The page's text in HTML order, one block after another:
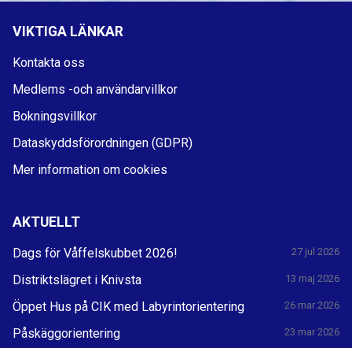
VIKTIGA LÄNKAR
Kontakta oss
Medlems -och användarvillkor
Bokningsvillkor
Dataskyddsförordningen (GDPR)
Mer information om cookies
AKTUELLT
Dags för Våffelskubbet 2026! 27 jul 2026
Distriktslägret i Knivsta 13 maj 2026
Öppet Hus på CIK med Labyrintorientering 26 mar 2026
Påskäggorientering 23 mar 2026